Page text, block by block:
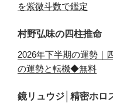
を紫微斗数で鑑定
村野弘味の四柱推命
2026年下半期の運勢｜
の運勢と転機◆無料
鏡リュウジ│精密ホロ